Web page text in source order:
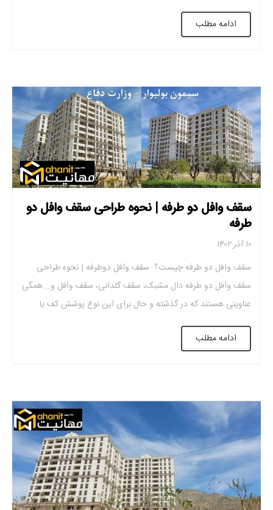
اینکه کدام یک از این عناصر برای پروژه استفاده می شود بستگی به
ارتفاع سقف دارد. به طور معمول، یک طبقه ۳ […]
ادامه مطلب
سقف وافل دو طرفه | نحوه طراحی سقف وافل دو
طرفه
۱۰ آذر ۱۴۰۲
سقف وافل دو طرفه چیست؟ سقف وافل دوطرفه | نحوه طراحی
سقف وافل دو طرفه دال مشبک، سقف گلدانی، سقف وافل و… همگی
عناوینی هستند که در گذشته و حال برای این نوع پوشش کف یا
سقف استفاده می شد اما همه آنها بر اساس یک اصل هستند. رفتار
دو طرفه مهم ترین ویژگی این […]
ادامه مطلب